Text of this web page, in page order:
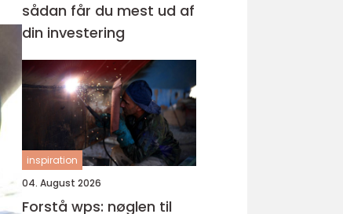
sådan får du mest ud af
din investering
inspiration
04. August 2026
Forstå wps: nøglen til